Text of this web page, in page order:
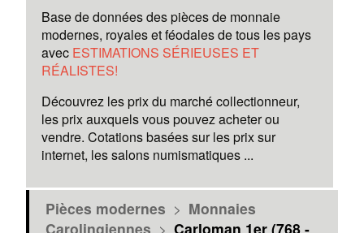
Base de données des pièces de monnaie
modernes, royales et féodales de tous les pays
avec ESTIMATIONS SÉRIEUSES ET
RÉALISTES!
Découvrez les prix du marché collectionneur,
les prix auxquels vous pouvez acheter ou
vendre. Cotations basées sur les prix sur
internet, les salons numismatiques ...
Pièces modernes > Monnaies
Carolingiennes > Carloman 1er (768 -